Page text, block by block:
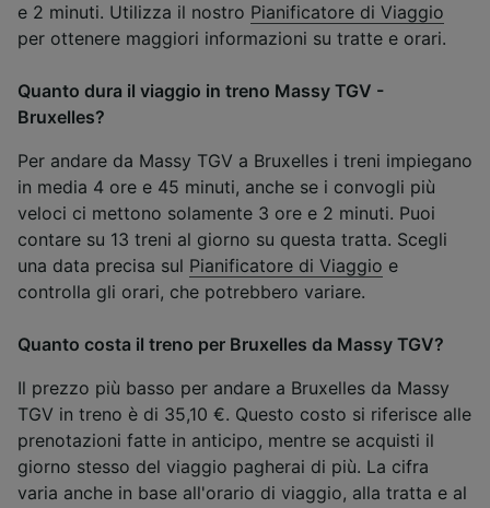
e 2 minuti. Utilizza il nostro Pianificatore di Viaggio
per ottenere maggiori informazioni su tratte e orari.
Quanto dura il viaggio in treno Massy TGV -
Bruxelles?
Per andare da Massy TGV a Bruxelles i treni impiegano
in media 4 ore e 45 minuti, anche se i convogli più
veloci ci mettono solamente 3 ore e 2 minuti. Puoi
contare su 13 treni al giorno su questa tratta. Scegli
una data precisa sul Pianificatore di Viaggio e
controlla gli orari, che potrebbero variare.
Quanto costa il treno per Bruxelles da Massy TGV?
Il prezzo più basso per andare a Bruxelles da Massy
TGV in treno è di 35,10 €. Questo costo si riferisce alle
prenotazioni fatte in anticipo, mentre se acquisti il
giorno stesso del viaggio pagherai di più. La cifra
varia anche in base all'orario di viaggio, alla tratta e al